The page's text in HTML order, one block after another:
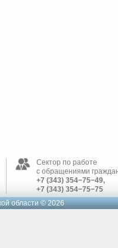
Сектор по работе
с обращениями
+7 (343) 354−75−49,
+7 (343) 354−75−75
области © 2026